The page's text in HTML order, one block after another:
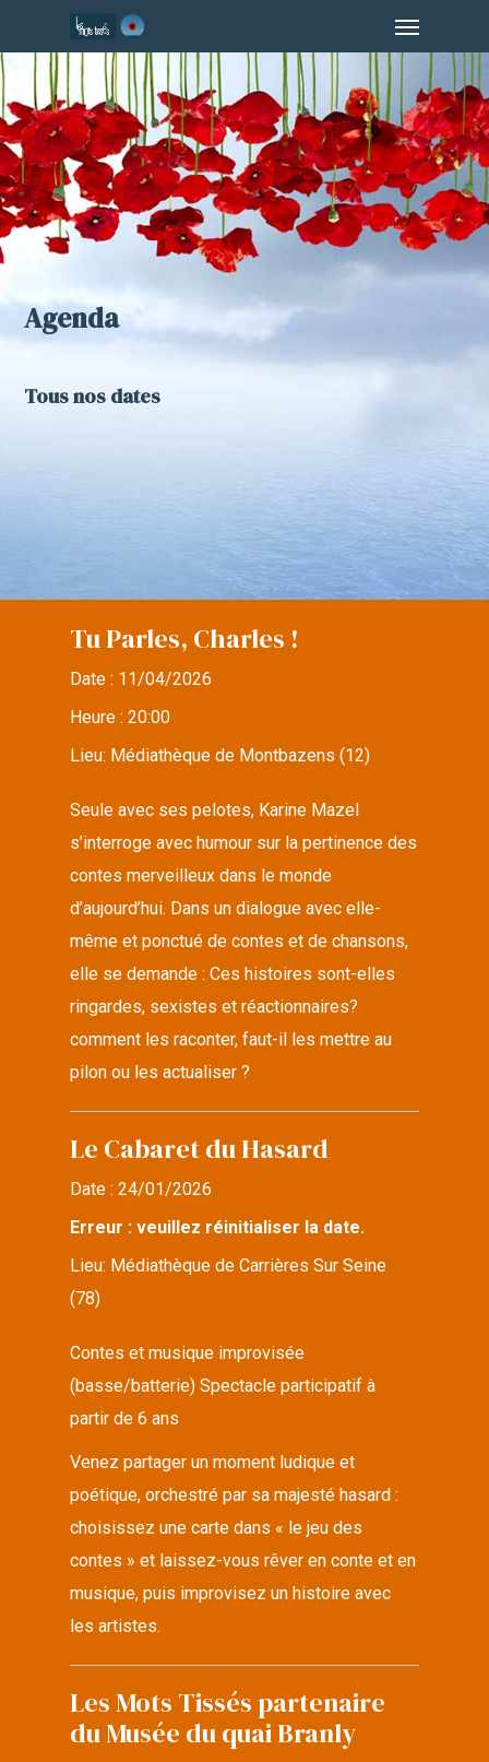
to
main
content
Agenda
Tous nos dates
Tu Parles, Charles !
Date : 11/04/2026
Heure :20:00
Lieu: Médiathèque de Montbazens (12)
Seule avec ses pelotes, Karine Mazel
s’interroge avec humour sur la pertinence des
contes merveilleux dans le monde
d’aujourd’hui. Dans un dialogue avec elle-
même et ponctué de contes et de chansons,
elle se demande : Ces histoires sont-elles
ringardes, sexistes et réactionnaires?
comment les raconter, faut-il les mettre au
pilon ou les actualiser ?
Le Cabaret du Hasard
Date :24/01/2026
Erreur : veuillez réinitialiser la date.
Lieu: Médiathèque de Carrières Sur Seine
(78)
Contes et musique improvisée
(basse/batterie) Spectacle participatif à
partir de 6 ans
Venez partager un moment ludique et
poétique, orchestré par sa majesté hasard :
choisissez une carte dans « le jeu des
contes » et laissez-vous rêver en conte et en
musique, puis improvisez un histoire avec
les artistes.
Les Mots Tissés partenaire
du Musée du quai Branly